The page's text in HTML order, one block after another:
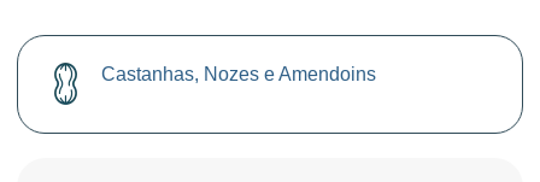
Castanhas, Nozes e Amendoins